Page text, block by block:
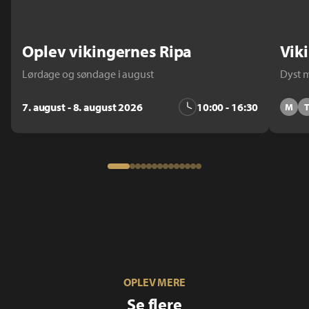
Oplev vikingernes Ripa
Lørdage og søndage i august
7. august - 8. august 2026 10:00 - 16:30
Dyst
M
OPLEV MERE
Se flere